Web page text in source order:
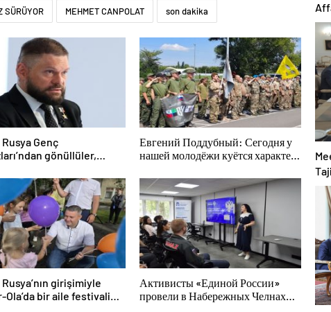
SÜRÜYOR MEHMET CANPOLAT son dakika
Genç
gönüllüler,
ve jeneratörler
yardımcı olacak
Евгений Поддубный: Сегодня у
нашей молодёжи куётся характер
girişimiyle
Ola’da bir aile festivali
Активисты «Единой России»
провели в Набережных Челнах